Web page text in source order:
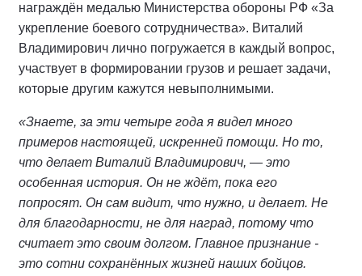
награждён медалью Министерства обороны РФ «За
укрепление боевого сотрудничества». Виталий
Владимирович лично погружается в каждый вопрос,
участвует в формировании грузов и решает задачи,
которые другим кажутся невыполнимыми.
«Знаете, за эти четыре года я видел много
примеров настоящей, искренней помощи. Но то,
что делает Виталий Владимирович, — это
особенная история. Он не ждёт, пока его
попросят. Он сам видит, что нужно, и делает. Не
для благодарности, не для наград, потому что
считает это своим долгом. Главное признание -
это сотни сохранённых жизней наших бойцов.